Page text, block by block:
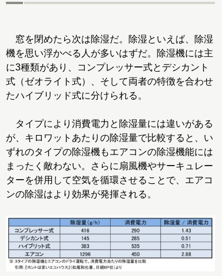
窓を閉めたら次は除湿だ。除湿といえば、除湿
機を思い浮かべる人が多いはずだ。除湿機には主
に3種類があり、コンプレッサー式とデシカント
式（ゼオライト式）、そして両者の特徴を合わせ
たハイブリッド式に分けられる。
タイプにより消費電力と除湿量には違いがある
が、キロワットあたりの除湿量で比較すると、い
ずれのタイプの除湿機もエアコンの除湿機能には
まったく敵わない。さらに扇風機やサーキュレー
ターを併用して空気を循環させることで、エアコ
ンの除湿はより効果が発揮される。